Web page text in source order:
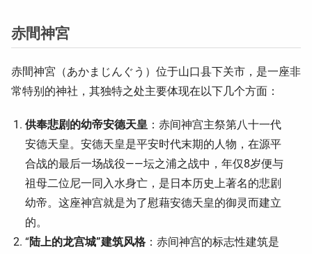
赤間神宮
赤間神宮（あかまじんぐう）位于山口县下关市，是一座非
常特别的神社，其独特之处主要体现在以下几个方面：
供奉悲剧的幼帝安德天皇 ：赤间神宫主祭第八十一代
安德天皇。安德天皇是平安时代末期的人物，在源平
合战的最后一场战役——坛之浦之战中，年仅8岁便与
祖母二位尼一同入水身亡，是日本历史上著名的悲剧
幼帝。这座神宫就是为了慰藉安德天皇的御灵而建立
的。
“陆上的龙宫城”建筑风格 ：赤间神宫的标志性建筑是